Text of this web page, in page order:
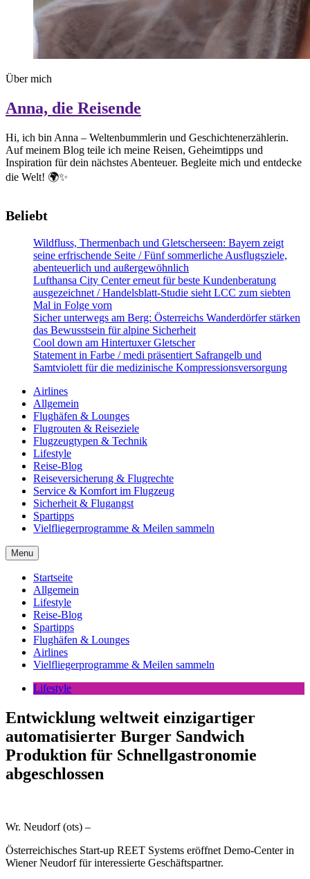
Über mich
Anna, die Reisende
Hi, ich bin Anna – Weltenbummlerin und Geschichtenerzählerin.
Auf meinem Blog teile ich meine Reisen, Geheimtipps und
Inspiration für dein nächstes Abenteuer. Begleite mich und entdecke
die Welt! 🌍✨
Beliebt
Wildfluss, Thermenbach und Gletscherseen: Bayern zeigt
seine erfrischende Seite / Fünf sommerliche Ausflugsziele,
abenteuerlich und außergewöhnlich
Lufthansa City Center erneut für beste Kundenberatung
ausgezeichnet / Handelsblatt-Studie sieht LCC zum siebten
Mal in Folge vorn
Sicher unterwegs am Berg: Österreichs Wanderdörfer stärken
das Bewusstsein für alpine Sicherheit
Cool down am Hintertuxer Gletscher
Statement in Farbe / medi präsentiert Safrangelb und
Samtviolett für die medizinische Kompressionsversorgung
Airlines
Allgemein
Flughäfen & Lounges
Flugrouten & Reiseziele
Flugzeugtypen & Technik
Lifestyle
Reise-Blog
Reiseversicherung & Flugrechte
Service & Komfort im Flugzeug
Sicherheit & Flugangst
Spartipps
Vielfliegerprogramme & Meilen sammeln
Menu
Startseite
Allgemein
Lifestyle
Reise-Blog
Spartipps
Flughäfen & Lounges
Airlines
Vielfliegerprogramme & Meilen sammeln
Lifestyle
Entwicklung weltweit einzigartiger
automatisierter Burger Sandwich
Produktion für Schnellgastronomie
abgeschlossen
Wr. Neudorf (ots) –
Österreichisches Start-up REET Systems eröffnet Demo-Center in
Wiener Neudorf für interessierte Geschäftspartner.